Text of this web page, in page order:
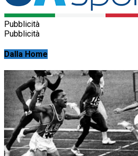
Pubblicità
Pubblicità
Dalla Home